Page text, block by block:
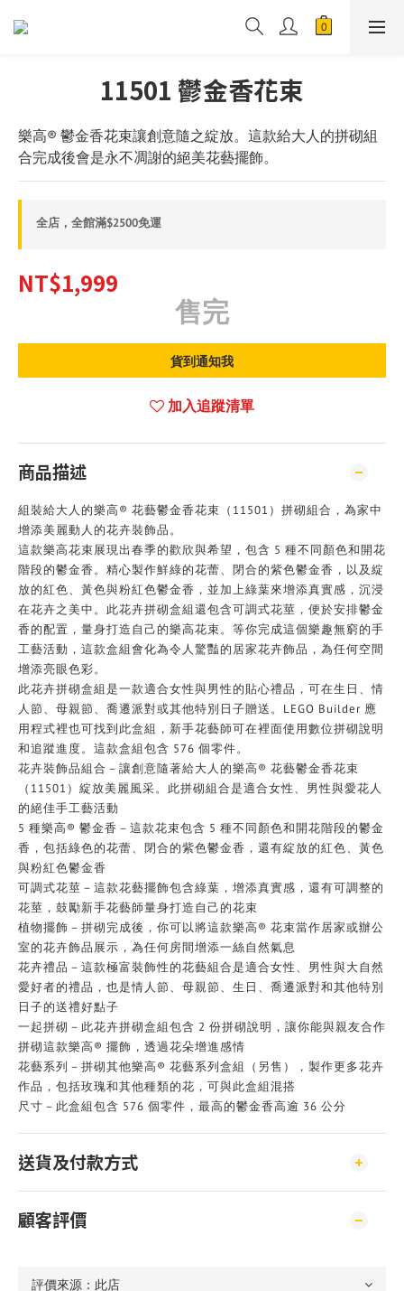
11501 鬱金香花束
樂高® 鬱金香花束讓創意隨之綻放。這款給大人的拼砌組
合完成後會是永不凋謝的絕美花藝擺飾。
全店，全館滿$2500免運
NT$1,999
售完
貨到通知我
加入追蹤清單
商品描述
組裝給大人的樂高® 花藝鬱金香花束（11501）拼砌組合，為家中
增添美麗動人的花卉裝飾品。
這款樂高花束展現出春季的歡欣與希望，包含 5 種不同顏色和開花
階段的鬱金香。精心製作鮮綠的花蕾、閉合的紫色鬱金香，以及綻
放的紅色、黃色與粉紅色鬱金香，並加上綠葉來增添真實感，沉浸
在花卉之美中。此花卉拼砌盒組還包含可調式花莖，便於安排鬱金
香的配置，量身打造自己的樂高花束。等你完成這個樂趣無窮的手
工藝活動，這款盒組會化為令人驚豔的居家花卉飾品，為任何空間
增添亮眼色彩。
此花卉拼砌盒組是一款適合女性與男性的貼心禮品，可在生日、情
人節、母親節、喬遷派對或其他特別日子贈送。LEGO Builder 應
用程式裡也可找到此盒組，新手花藝師可在裡面使用數位拼砌說明
和追蹤進度。這款盒組包含 576 個零件。
花卉裝飾品組合－讓創意隨著給大人的樂高® 花藝鬱金香花束
（11501）綻放美麗風采。此拼砌組合是適合女性、男性與愛花人
的絕佳手工藝活動
5 種樂高® 鬱金香－這款花束包含 5 種不同顏色和開花階段的鬱金
香，包括綠色的花蕾、閉合的紫色鬱金香，還有綻放的紅色、黃色
與粉紅色鬱金香
可調式花莖－這款花藝擺飾包含綠葉，增添真實感，還有可調整的
花莖，鼓勵新手花藝師量身打造自己的花束
植物擺飾－拼砌完成後，你可以將這款樂高® 花束當作居家或辦公
室的花卉飾品展示，為任何房間增添一絲自然氣息
花卉禮品－這款極富裝飾性的花藝組合是適合女性、男性與大自然
愛好者的禮品，也是情人節、母親節、生日、喬遷派對和其他特別
日子的送禮好點子
一起拼砌－此花卉拼砌盒組包含 2 份拼砌說明，讓你能與親友合作
拼砌這款樂高® 擺飾，透過花朵增進感情
花藝系列－拼砌其他樂高® 花藝系列盒組（另售），製作更多花卉
作品，包括玫瑰和其他種類的花，可與此盒組混搭
尺寸－此盒組包含 576 個零件，最高的鬱金香高逾 36 公分
送貨及付款方式
顧客評價